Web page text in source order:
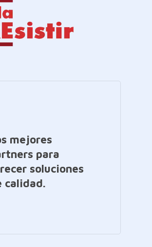
mejores
para
soluciones
calidad.